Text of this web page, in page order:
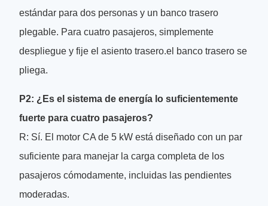
estándar para dos personas y un banco trasero
plegable. Para cuatro pasajeros, simplemente
despliegue y fije el asiento trasero.el banco trasero se
pliega.
P2: ¿Es el sistema de energía lo suficientemente
fuerte para cuatro pasajeros?
R: Sí. El motor CA de 5 kW está diseñado con un par
suficiente para manejar la carga completa de los
pasajeros cómodamente, incluidas las pendientes
moderadas.